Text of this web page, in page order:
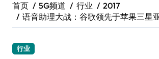
首页 5G频道 行业
2017
语音助理大战：谷歌领先于苹果三星
行业